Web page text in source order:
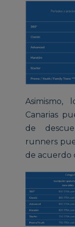
Asimismo,
Canarias
de
runners
de acuerdo